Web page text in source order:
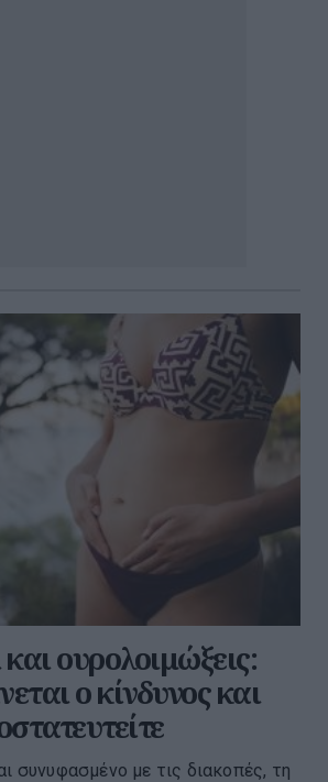
ουρολοιμώξεις:
ο κίνδυνος και
συνυφασμένο με τις διακοπές, τη